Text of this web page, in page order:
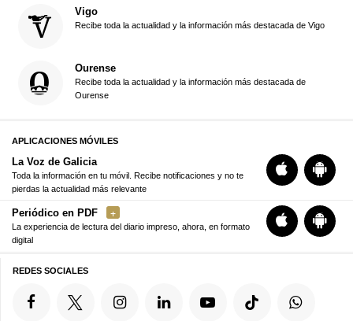
Vigo
Recibe toda la actualidad y la información más destacada de Vigo
Ourense
Recibe toda la actualidad y la información más destacada de
Ourense
APLICACIONES MÓVILES
La Voz de Galicia
Toda la información en tu móvil. Recibe notificaciones y no te
pierdas la actualidad más relevante
Periódico en PDF
La experiencia de lectura del diario impreso, ahora, en formato
digital
REDES SOCIALES